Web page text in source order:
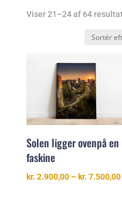
Viser 21–24 af 64
Solen ligger ovenpå en
faskine
kr. 2.900,00 – kr. 7.500,00